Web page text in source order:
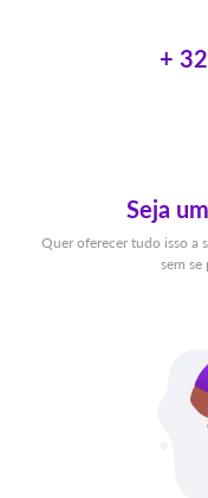
+
Seja
Quer oferecer tudo isso a
sem se